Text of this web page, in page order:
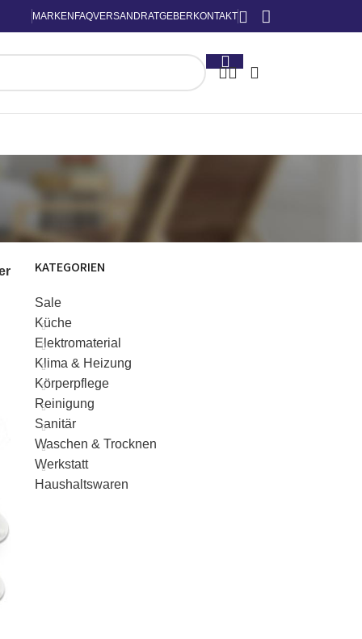
MARKEN FAQVERSAND RATGEBER KONTAKT
KATEGORIEN
Sale
Küche
Elektromaterial
Klima & Heizung
Körperpflege
Reinigung
Sanitär
Waschen & Trocknen
Werkstatt
Haushaltswaren